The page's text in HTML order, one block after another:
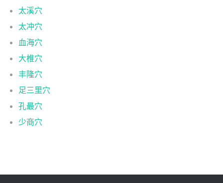
太溪穴
太冲穴
血海穴
大椎穴
丰隆穴
足三里穴
孔最穴
少商穴